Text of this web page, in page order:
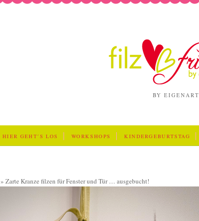
BY EIGENART
HIER GEHT´S LOS WORKSHOPS KINDERGEBURTSTAG
» Zarte Kranze filzen für Fenster und Tür … ausgebucht!